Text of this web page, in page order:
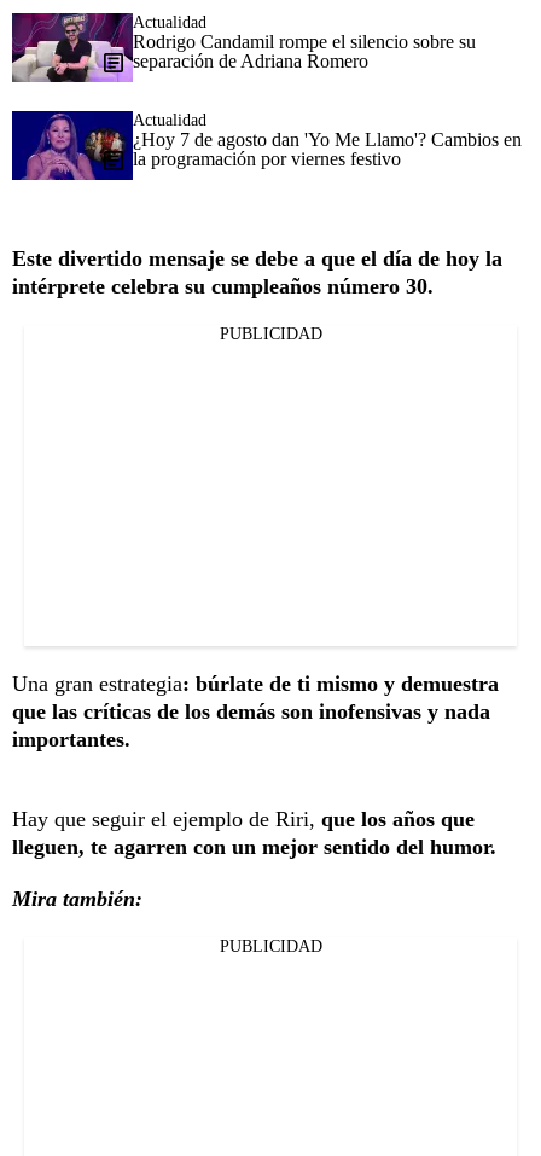
Actualidad
Rodrigo Candamil rompe el silencio sobre su
separación de Adriana Romero
Actualidad
¿Hoy 7 de agosto dan 'Yo Me Llamo'? Cambios en
la programación por viernes festivo
Este divertido mensaje se debe a que el día de hoy la
intérprete celebra su cumpleaños número 30.
PUBLICIDAD
Una gran estrategia: búrlate de ti mismo y demuestra
que las críticas de los demás son inofensivas y nada
importantes.
Hay que seguir el ejemplo de Riri, que los años que
lleguen, te agarren con un mejor sentido del humor.
Mira también:
PUBLICIDAD